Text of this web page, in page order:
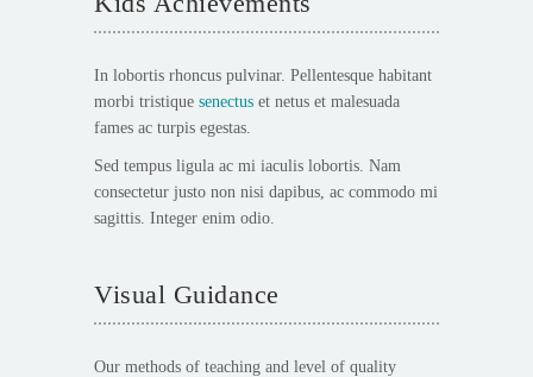
In lobortis rhoncus pulvinar. Pellentesque habitant
morbi tristique senectus et netus et malesuada
fames ac turpis egestas.
Sed tempus ligula ac mi iaculis lobortis. Nam
consectetur justo non nisi dapibus, ac commodo mi
sagittis. Integer enim odio.
Visual Guidance
Our methods of teaching and level of quality